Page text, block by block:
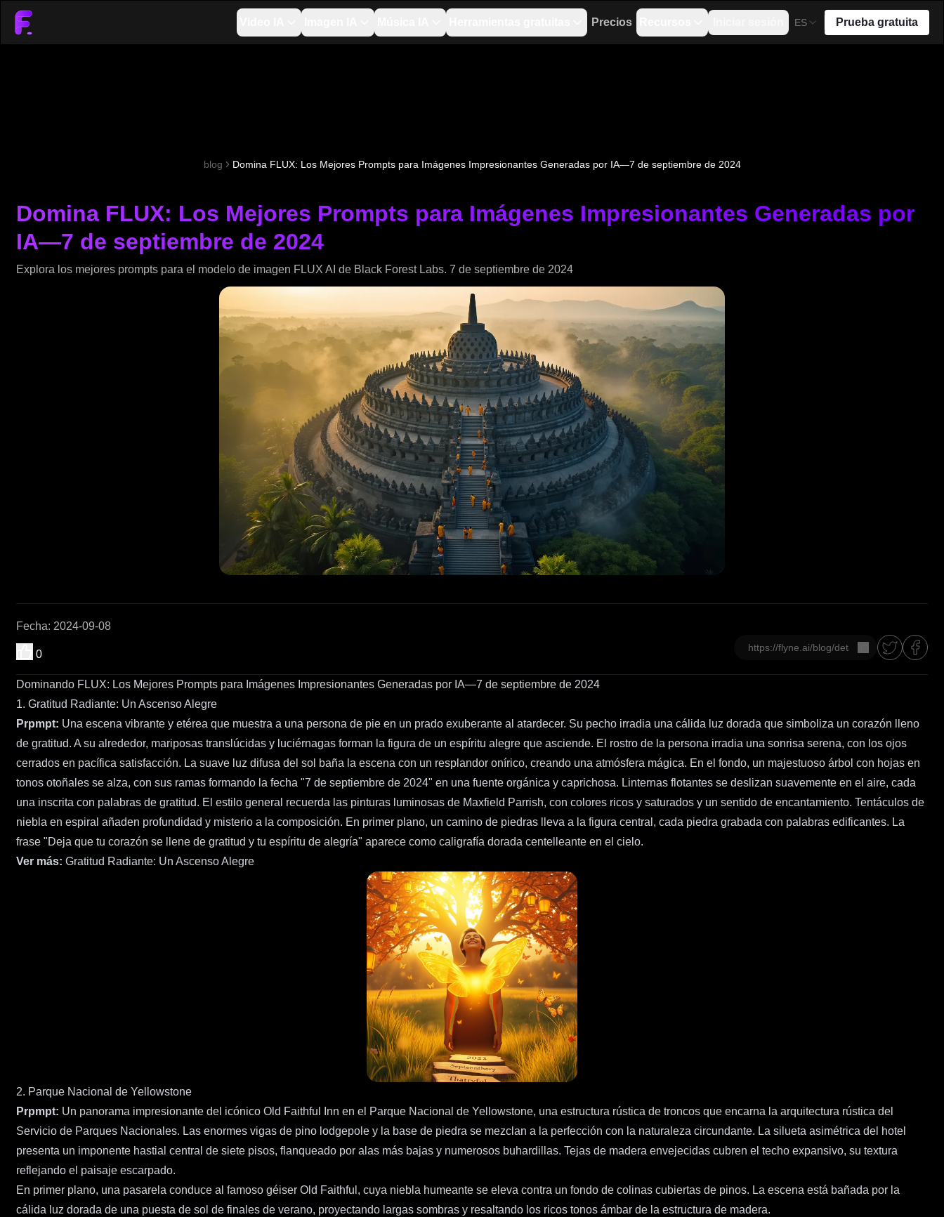
Precios ES Prueba gratuita
blog Domina FLUX: Los Mejores Prompts para Imágenes Impresionantes Generadas por IA—7 de septiembre de 2024
Domina FLUX: Los Mejores Prompts para Imágenes Impresionantes Generadas por
IA—7 de septiembre de 2024
Explora los mejores prompts para el modelo de imagen FLUX AI de Black Forest Labs. 7 de septiembre de 2024
Fecha: 2024-09-08
0 Copiar
Dominando FLUX: Los Mejores Prompts para Imágenes Impresionantes Generadas por IA—7 de septiembre de 2024
1. Gratitud Radiante: Un Ascenso Alegre
Prpmpt: Una escena vibrante y etérea que muestra a una persona de pie en un prado exuberante al atardecer. Su pecho irradia una cálida luz dorada que simboliza un corazón lleno
de gratitud. A su alrededor, mariposas translúcidas y luciérnagas forman la figura de un espíritu alegre que asciende. El rostro de la persona irradia una sonrisa serena, con los ojos
cerrados en pacífica satisfacción. La suave luz difusa del sol baña la escena con un resplandor onírico, creando una atmósfera mágica. En el fondo, un majestuoso árbol con hojas en
tonos otoñales se alza, con sus ramas formando la fecha "7 de septiembre de 2024" en una fuente orgánica y caprichosa. Linternas flotantes se deslizan suavemente en el aire, cada
una inscrita con palabras de gratitud. El estilo general recuerda las pinturas luminosas de Maxfield Parrish, con colores ricos y saturados y un sentido de encantamiento. Tentáculos de
niebla en espiral añaden profundidad y misterio a la composición. En primer plano, un camino de piedras lleva a la figura central, cada piedra grabada con palabras edificantes. La
frase "Deja que tu corazón se llene de gratitud y tu espíritu de alegría" aparece como caligrafía dorada centelleante en el cielo.
Ver más: Gratitud Radiante: Un Ascenso Alegre
2. Parque Nacional de Yellowstone
Prpmpt: Un panorama impresionante del icónico Old Faithful Inn en el Parque Nacional de Yellowstone, una estructura rústica de troncos que encarna la arquitectura rústica del
Servicio de Parques Nacionales. Las enormes vigas de pino lodgepole y la base de piedra se mezclan a la perfección con la naturaleza circundante. La silueta asimétrica del hotel
presenta un imponente hastial central de siete pisos, flanqueado por alas más bajas y numerosos buhardillas. Tejas de madera envejecidas cubren el techo expansivo, su textura
reflejando el paisaje escarpado.
En primer plano, una pasarela conduce al famoso géiser Old Faithful, cuya niebla humeante se eleva contra un fondo de colinas cubiertas de pinos. La escena está bañada por la
cálida luz dorada de una puesta de sol de finales de verano, proyectando largas sombras y resaltando los ricos tonos ámbar de la estructura de madera.